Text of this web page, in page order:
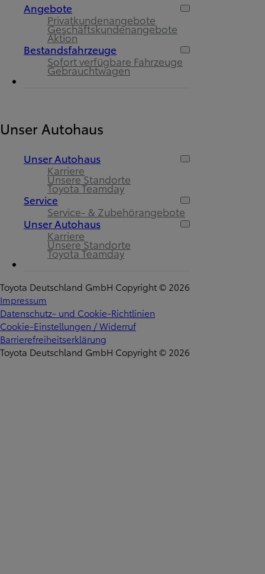
Angebote
Privatkundenangebote
Geschäftskundenangebote
Aktion
Bestandsfahrzeuge
Sofort verfügbare Fahrzeuge
Gebrauchtwagen
Unser Autohaus
Unser Autohaus
Karriere
Unsere Standorte
Toyota Teamday
Service
Service- & Zubehörangebote
Unser Autohaus
Karriere
Unsere Standorte
Toyota Teamday
Toyota Deutschland GmbH Copyright © 2026
Impressum
Datenschutz- und Cookie-Richtlinien
Cookie-Einstellungen / Widerruf
Barrierefreiheitserklärung
Toyota Deutschland GmbH Copyright © 2026